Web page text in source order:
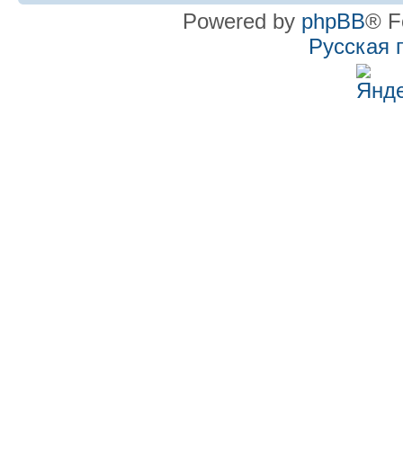
Powered by phpBB®
Русская